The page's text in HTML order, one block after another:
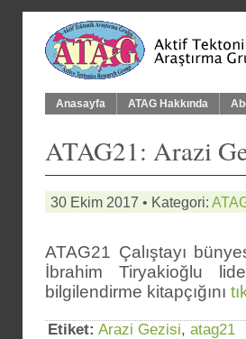
Anasayfa ATAG Hakkında
ATAG21: Arazi
30 Ekim 2017 • Kategori:
ATAG21 Çalıştayı
İbrahim Tiryakioğlu
bilgilendirme kitapçığını
Etiket: Arazi Gezisi, atag21